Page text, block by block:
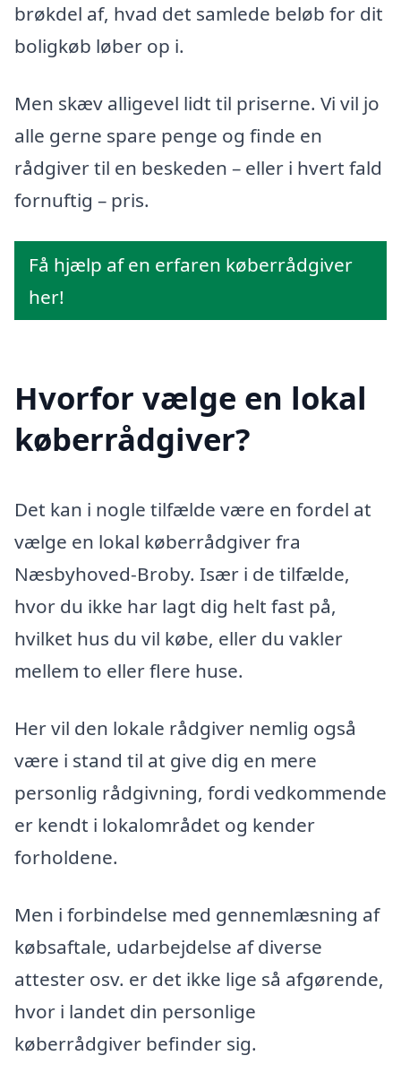
brøkdel af, hvad det samlede beløb for dit
boligkøb løber op i.
Men skæv alligevel lidt til priserne. Vi vil jo
alle gerne spare penge og finde en
rådgiver til en beskeden – eller i hvert fald
fornuftig – pris.
Få hjælp af en erfaren køberrådgiver
her!
Hvorfor vælge en lokal
køberrådgiver?
Det kan i nogle tilfælde være en fordel at
vælge en lokal køberrådgiver fra
Næsbyhoved-Broby. Især i de tilfælde,
hvor du ikke har lagt dig helt fast på,
hvilket hus du vil købe, eller du vakler
mellem to eller flere huse.
Her vil den lokale rådgiver nemlig også
være i stand til at give dig en mere
personlig rådgivning, fordi vedkommende
er kendt i lokalområdet og kender
forholdene.
Men i forbindelse med gennemlæsning af
købsaftale, udarbejdelse af diverse
attester osv. er det ikke lige så afgørende,
hvor i landet din personlige
køberrådgiver befinder sig.